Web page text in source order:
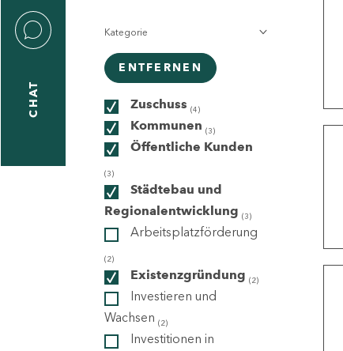
CHAT
Kategorie
ENTFERNEN
Zuschuss (4)
Kommunen (3)
Öffentliche Kunden
(3)
Städtebau und
Regionalentwicklung (3)
Arbeitsplatzförderung
(2)
Existenzgründung (2)
Investieren und
Wachsen (2)
Investitionen in